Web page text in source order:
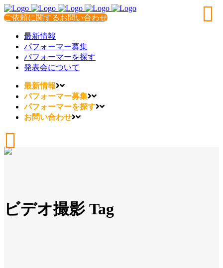
ご依頼に関するお問い合わせ
最新情報
パフォーマー募集
パフォーマーを探す
発表会について
最新情報
パフォーマー募集
パフォーマーを探す
お問い合わせ
ビデオ撮影 Tag